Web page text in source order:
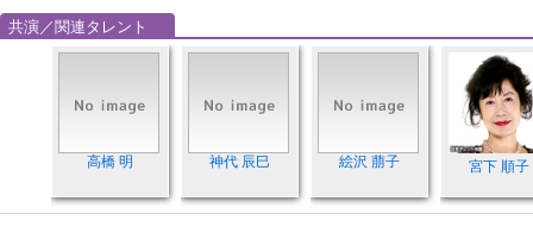
共演／関連タレント
高橋 明 神代 辰巳 絵沢 萠子 宮下 順子